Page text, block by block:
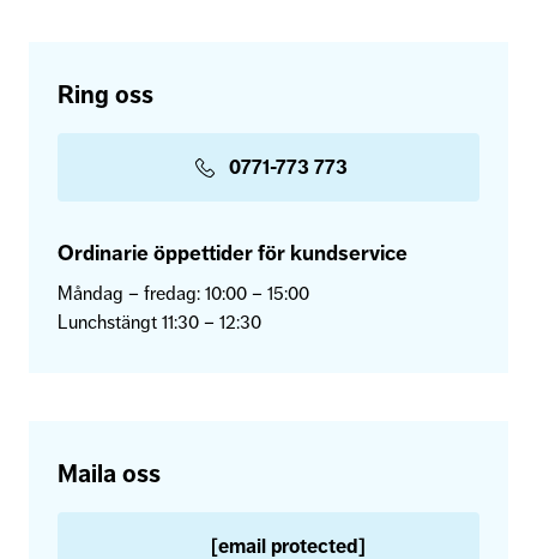
Ring oss
0771-773 773
Ordinarie öppettider för kundservice
Måndag – fredag: 10:00 – 15:00
Lunchstängt 11:30 – 12:30
Maila oss
[email protected]